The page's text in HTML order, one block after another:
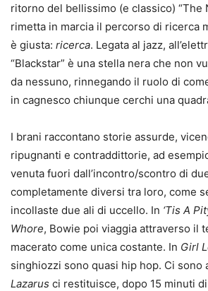
ritorno del bellissimo (e classico) “The
rimetta in marcia il percorso di ricerca
è giusta: ricerca. Legata al jazz,
“Blackstar” è una stella nera che non
da nessuno, rinnegando il ruolo di
in cagnesco chiunque cerchi una
I brani raccontano storie assurde,
ripugnanti e contraddittorie, ad
venuta fuori dall’incontro/scontro di
completamente diversi tra loro, come
incollaste due ali di uccello. In ‘Tis A
Whore, Bowie poi viaggia attraverso il
macerato come unica costante. In Girl
singhiozzi sono quasi hip hop. Ci sono
Lazarus ci restituisce, dopo 15 minuti